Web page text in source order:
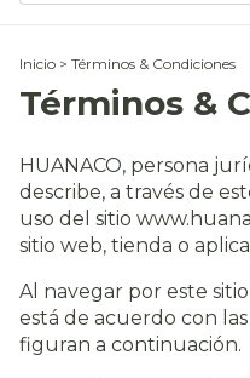
Inicio > Términos & Condiciones
Términos &
HUANACO, persona
describe, a través de
uso del sitio
sitio web, tienda o
Al navegar por este
está de acuerdo con
figuran a continuación.